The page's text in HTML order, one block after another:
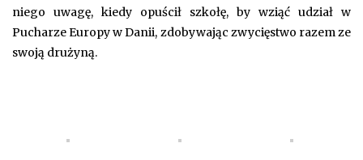
niego uwagę, kiedy opuścił szkołę, by wziąć udział w
Pucharze Europy w Danii, zdobywając zwycięstwo razem ze
swoją drużyną.